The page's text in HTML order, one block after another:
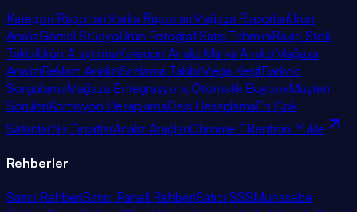
Kategori RaporlarıMarka RaporlarıMağaza RaporlarıÜrün
AnalizGörsel StüdyoÜrün FotoğrafıSatış TahminiRakip Stok
TakibiÜrün AraştırmaKategori AnaliziMarka AnaliziMağaza
AnaliziReklam AnaliziSıralama TakibiMega KeşifBarkod
SorgulamaMağaza EntegrasyonuOtomatik BuyboxMüşteri
SorularıKomisyon HesaplamaDesi HesaplamaEn Çok
SatanlarNiş FırsatlarAnaliz AraçlarıChrome Eklentisini Yükle
Rehberler
Satıcı RehberiSatıcı Paneli RehberiSatıcı SSSMuhasebe